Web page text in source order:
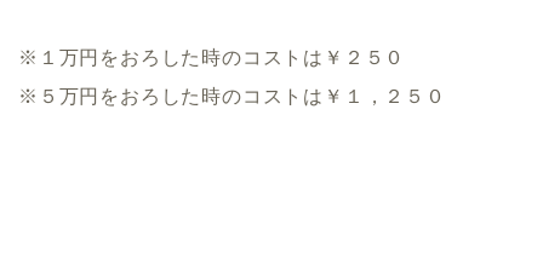
※１万円をおろした時のコストは￥２５０
※５万円をおろした時のコストは￥１，２５０